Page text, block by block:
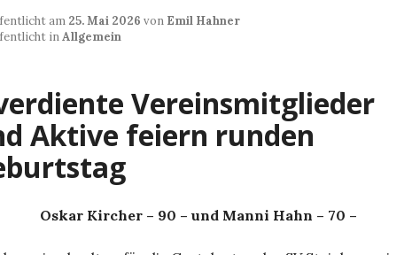
am 25. Mai 2026 von Emil Hahner
inAllgemein
Vereinsmitglieder
Aktive feiern runden
Oskar Kircher – 90 – und Manni Hahn – 70 –